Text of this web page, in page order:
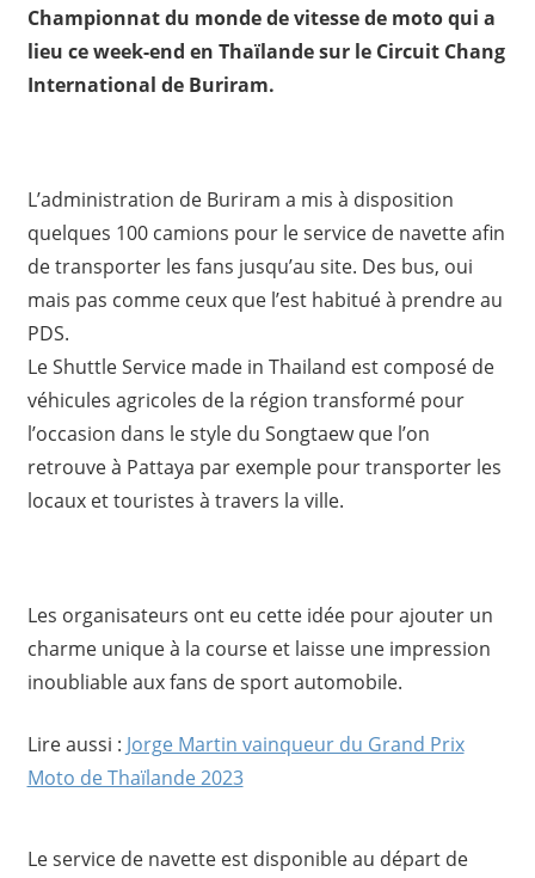
Championnat du monde de vitesse de moto qui a
lieu ce week-end en Thaïlande sur le Circuit Chang
International de Buriram.
L’administration de Buriram a mis à disposition
quelques 100 camions pour le service de navette afin
de transporter les fans jusqu’au site. Des bus, oui
mais pas comme ceux que l’est habitué à prendre au
PDS.
Le Shuttle Service made in Thailand est composé de
véhicules agricoles de la région transformé pour
l’occasion dans le style du Songtaew que l’on
retrouve à Pattaya par exemple pour transporter les
locaux et touristes à travers la ville.
Les organisateurs ont eu cette idée pour ajouter un
charme unique à la course et laisse une impression
inoubliable aux fans de sport automobile.
Lire aussi : Jorge Martin vainqueur du Grand Prix
Moto de Thaïlande 2023
Le service de navette est disponible au départ de